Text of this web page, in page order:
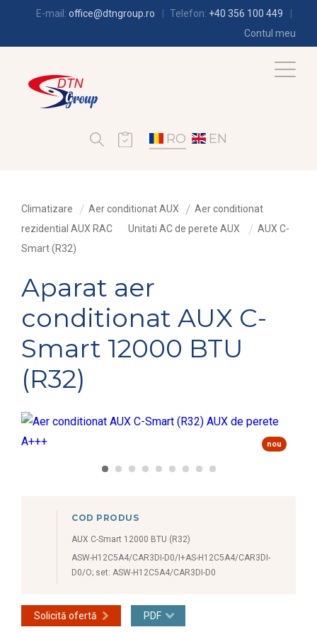
E-mail: office@dtngroup.ro Telefon: +40 356 100 449
Contul meu
RO EN
Climatizare Aer conditionat AUX
Aer conditionat
rezidential AUX RAC
Unitati AC de perete AUX
AUX C-
Smart (R32)
Aparat aer
conditionat AUX C-
Smart 12000 BTU
(R32)
nou
COD PRODUS
AUX C-Smart 12000 BTU (R32)
ASW-H12C5A4/CAR3DI-D0/I+AS-H12C5A4/CAR3DI-
D0/O; set: ASW-H12C5A4/CAR3DI-D0
Solicită ofertă PDF